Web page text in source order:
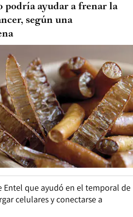
podría ayudar a frenar la
según una
Entel que ayudó en el temporal de
celulares y conectarse a